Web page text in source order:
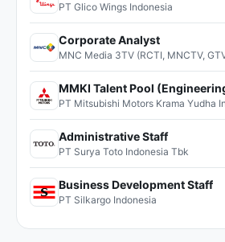
PT Glico Wings Indonesia
Corporate Analyst
MNC Media 3TV (RCTI, MNCTV,
PT Mitsubishi Motors Krama Yudha
Administrative Staff
PT Surya Toto Indonesia Tbk
Business Development Staff
PT Silkargo Indonesia